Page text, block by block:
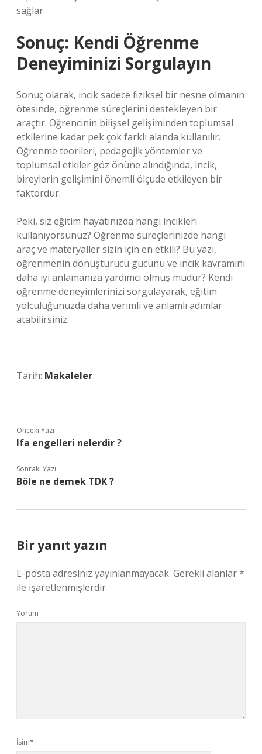
sağlar.
Sonuç: Kendi Öğrenme
Deneyiminizi Sorgulayın
Sonuç olarak, incik sadece fiziksel bir nesne olmanın
ötesinde, öğrenme süreçlerini destekleyen bir
araçtır. Öğrencinin bilişsel gelişiminden toplumsal
etkilerine kadar pek çok farklı alanda kullanılır.
Öğrenme teorileri, pedagojik yöntemler ve
toplumsal etkiler göz önüne alındığında, incik,
bireylerin gelişimini önemli ölçüde etkileyen bir
faktördür.
Peki, siz eğitim hayatınızda hangi incikleri
kullanıyorsunuz? Öğrenme süreçlerinizde hangi
araç ve materyaller sizin için en etkili? Bu yazı,
öğrenmenin dönüştürücü gücünü ve incik kavramını
daha iyi anlamanıza yardımcı olmuş mudur? Kendi
öğrenme deneyimlerinizi sorgulayarak, eğitim
yolculuğunuzda daha verimli ve anlamlı adımlar
atabilirsiniz.
Tarih: Makaleler
Önceki Yazı
Ifa engelleri nelerdir ?
Sonraki Yazı
Böle ne demek TDK ?
Bir yanıt yazın
E-posta adresiniz yayınlanmayacak. Gerekli alanlar*
ile işaretlenmişlerdir
Yorum
İsim*